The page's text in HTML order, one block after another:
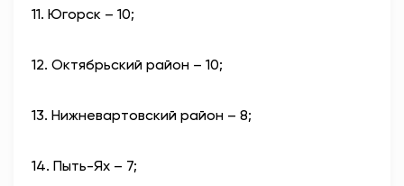
11. Югорск – 10;
12. Октябрьский район – 10;
13. Нижневартовский район – 8;
14. Пыть-Ях – 7;